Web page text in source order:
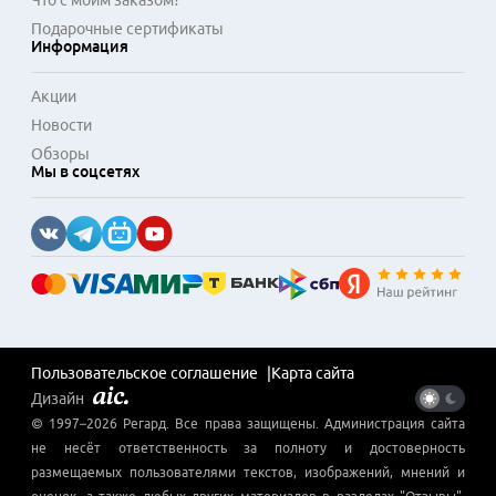
Подарочные сертификаты
Информация
Акции
Новости
Обзоры
Мы в соцсетях
Пользовательское соглашение
Карта сайта
Дизайн
© 1997–2026 Регард . Все права защищены. Администрация сайта
не несёт ответственность за полноту и достоверность
размещаемых пользователями текстов, изображений, мнений и